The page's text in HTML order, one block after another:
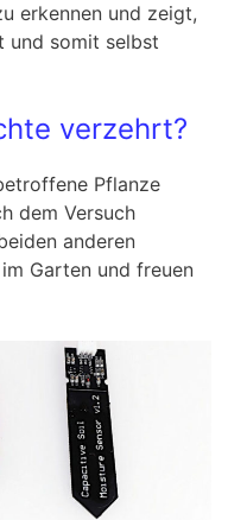
erkennen und zeigt,
und somit selbst
verzehrt?
Pflanze
dem Versuch
anderen
Garten und freuen